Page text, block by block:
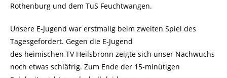
Rothenburg und dem TuS Feuchtwangen.
Unsere E-Jugend war erstmalig beim zweiten Spiel des
Tagesgefordert. Gegen die E-Jugend
des heimischen TV Heilsbronn zeigte sich unser Nachwuchs
noch etwas schläfrig. Zum Ende der 15-minütigen